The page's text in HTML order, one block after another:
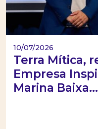
10/07/2026
Terra Mítica,
Empresa
Marina Baixa...